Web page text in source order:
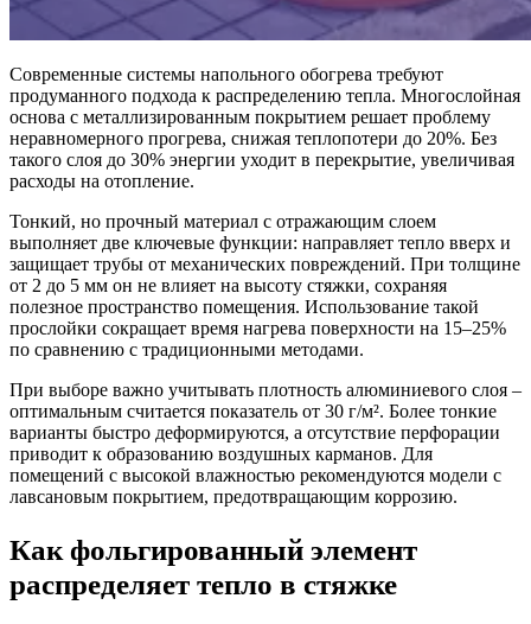
Современные системы напольного обогрева требуют
продуманного подхода к распределению тепла. Многослойная
основа с металлизированным покрытием решает проблему
неравномерного прогрева, снижая теплопотери до 20%. Без
такого слоя до 30% энергии уходит в перекрытие, увеличивая
расходы на отопление.
Тонкий, но прочный материал с отражающим слоем
выполняет две ключевые функции: направляет тепло вверх и
защищает трубы от механических повреждений. При толщине
от 2 до 5 мм он не влияет на высоту стяжки, сохраняя
полезное пространство помещения. Использование такой
прослойки сокращает время нагрева поверхности на 15–25%
по сравнению с традиционными методами.
При выборе важно учитывать плотность алюминиевого слоя –
оптимальным считается показатель от 30 г/м². Более тонкие
варианты быстро деформируются, а отсутствие перфорации
приводит к образованию воздушных карманов. Для
помещений с высокой влажностью рекомендуются модели с
лавсановым покрытием, предотвращающим коррозию.
Как фольгированный элемент
распределяет тепло в стяжке